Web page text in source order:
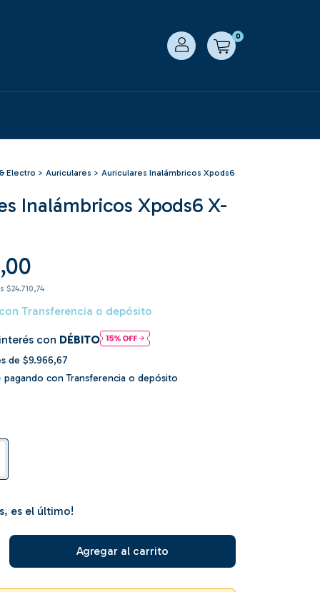
0
Electro > Auriculares > Auriculares Inalámbricos Xpods6
Inalámbricos Xpods6 X-
$24.710,74
con Transferencia o depósito
con DÉBITO
de $9.966,67
pagando con Transferencia o depósito
es el último!